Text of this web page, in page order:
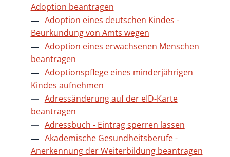
Adoption beantragen
Adoption eines deutschen Kindes -
Beurkundung von Amts wegen
Adoption eines erwachsenen Menschen
beantragen
Adoptionspflege eines minderjährigen
Kindes aufnehmen
Adressänderung auf der eID-Karte
beantragen
Adressbuch - Eintrag sperren lassen
Akademische Gesundheitsberufe -
Anerkennung der Weiterbildung beantragen